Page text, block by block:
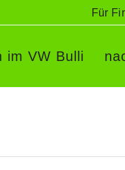
Für
im VW Bulli